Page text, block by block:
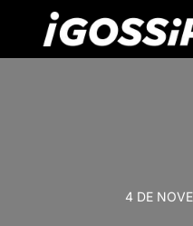
4 DE